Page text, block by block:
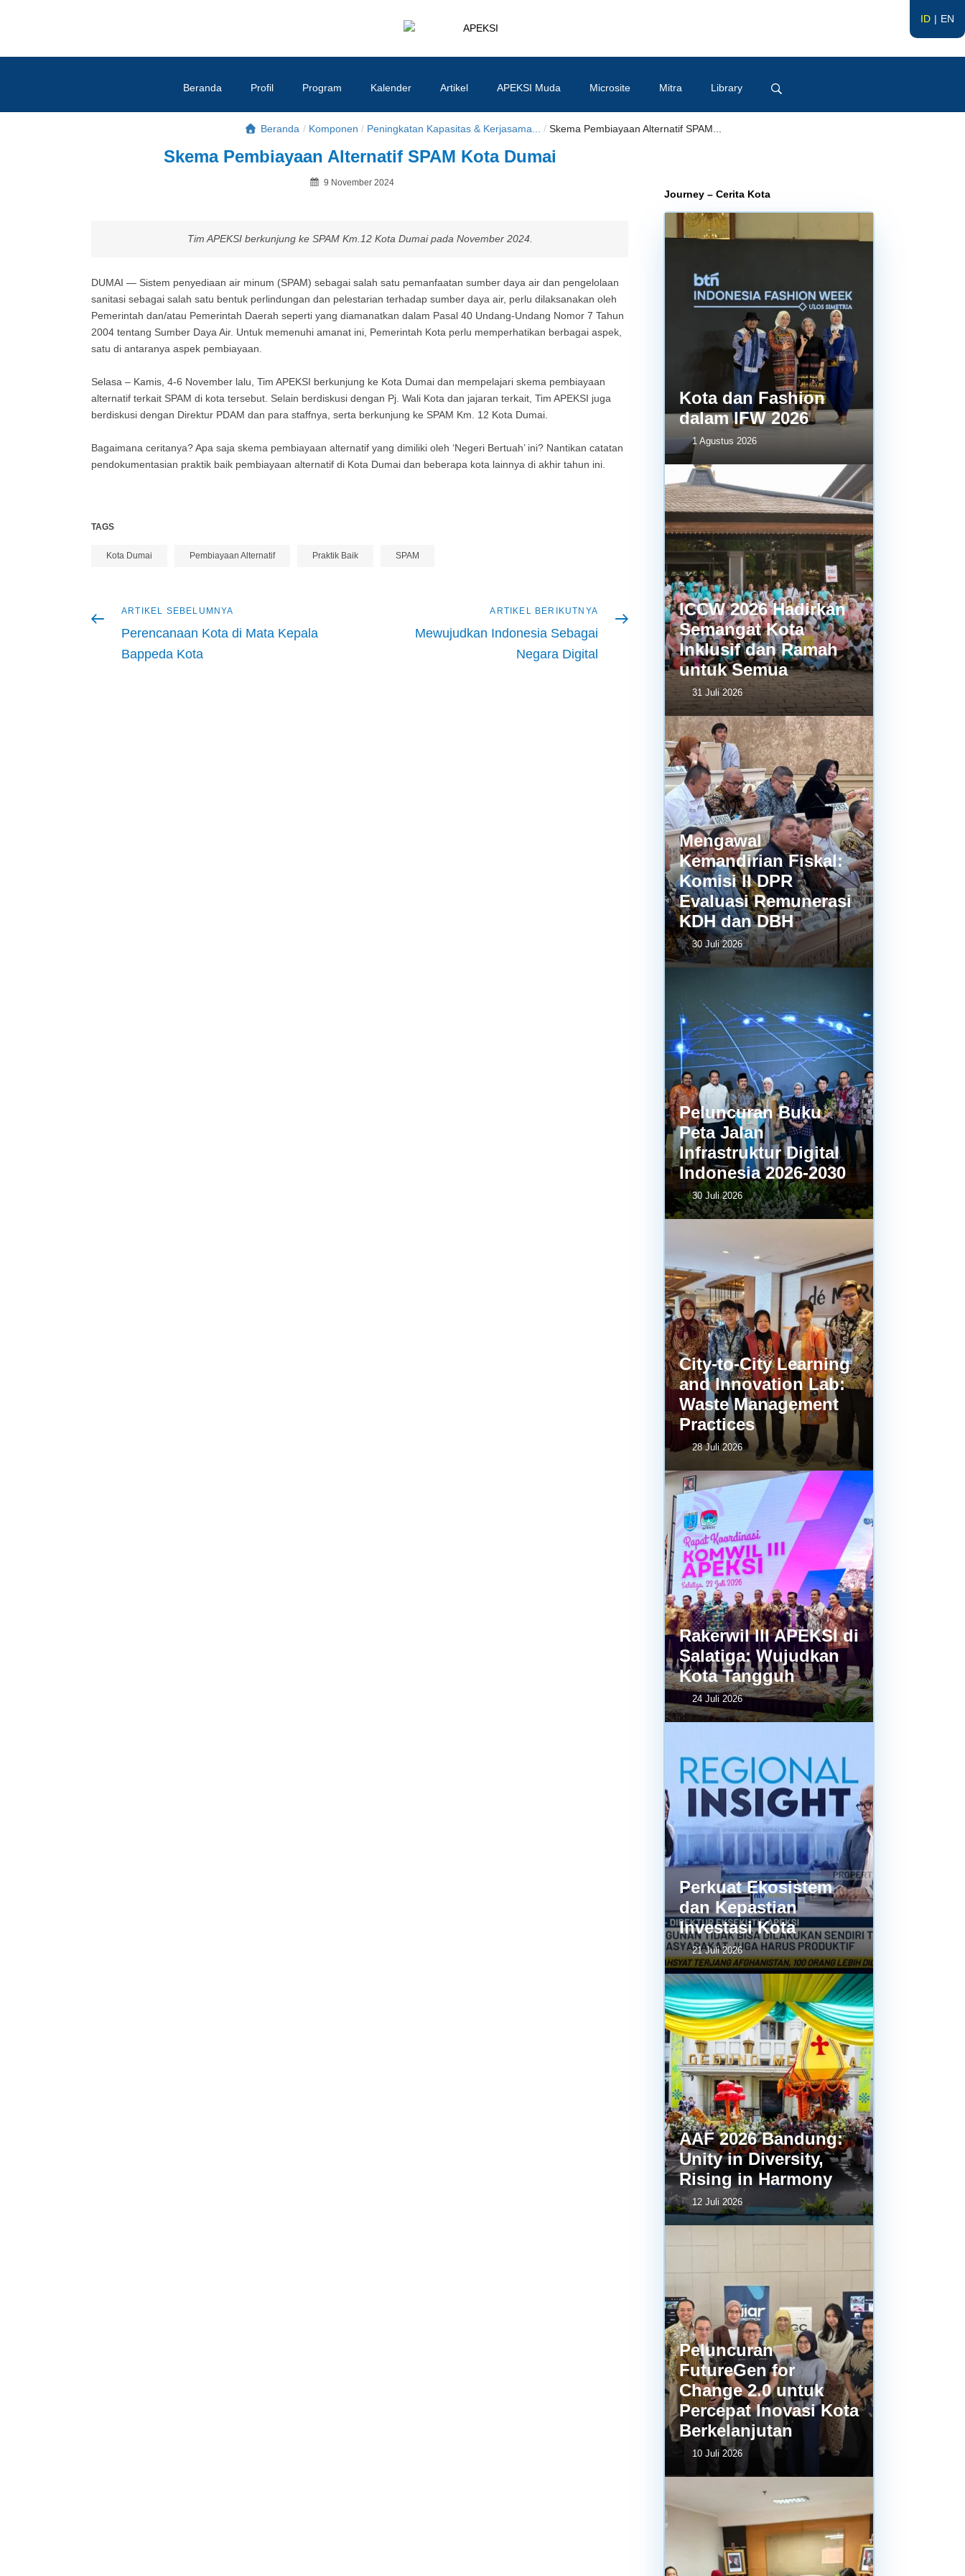
ID EN
APEKSI
Beranda Profil Program Kalender Artikel APEKSI Muda Microsite Mitra Library
Beranda / Komponen / Peningkatan Kapasitas & Kerjasama... / Skema Pembiayaan Alternatif SPAM...
Skema Pembiayaan Alternatif SPAM Kota Dumai
Posted
9 November 2024
Tim APEKSI berkunjung ke SPAM Km.12 Kota Dumai pada November 2024.
DUMAI — Sistem penyediaan air minum (SPAM) sebagai salah satu pemanfaatan sumber daya air dan pengelolaan
sanitasi sebagai salah satu bentuk perlindungan dan pelestarian terhadap sumber daya air, perlu dilaksanakan oleh
Pemerintah dan/atau Pemerintah Daerah seperti yang diamanatkan dalam Pasal 40 Undang-Undang Nomor 7 Tahun
2004 tentang Sumber Daya Air. Untuk memenuhi amanat ini, Pemerintah Kota perlu memperhatikan berbagai aspek,
satu di antaranya aspek pembiayaan.
Selasa – Kamis, 4-6 November lalu, Tim APEKSI berkunjung ke Kota Dumai dan mempelajari skema pembiayaan
alternatif terkait SPAM di kota tersebut. Selain berdiskusi dengan Pj. Wali Kota dan jajaran terkait, Tim APEKSI juga
berdiskusi dengan Direktur PDAM dan para staffnya, serta berkunjung ke SPAM Km. 12 Kota Dumai.
Bagaimana ceritanya? Apa saja skema pembiayaan alternatif yang dimiliki oleh ‘Negeri Bertuah’ ini? Nantikan catatan
pendokumentasian praktik baik pembiayaan alternatif di Kota Dumai dan beberapa kota lainnya di akhir tahun ini.
TAGS
Kota Dumai Pembiayaan Alternatif Praktik Baik SPAM
Navigasi
pos
Artikel
sebelumnya
ARTIKEL SEBELUMNYA
Perencanaan Kota di Mata Kepala
Bappeda Kota
berikutnya
ARTIKEL BERIKUTNYA
Mewujudkan Indonesia Sebagai
Negara Digital
Journey – Cerita Kota
Kota dan Fashion
dalam IFW 2026
1 Agustus 2026
ICCW 2026 Hadirkan
Semangat Kota
Inklusif dan Ramah
untuk Semua
31 Juli 2026
Mengawal
Kemandirian Fiskal:
Komisi II DPR
Evaluasi Remunerasi
KDH dan DBH
30 Juli 2026
Peluncuran Buku
Peta Jalan
Infrastruktur Digital
Indonesia 2026-2030
30 Juli 2026
City-to-City Learning
and Innovation Lab:
Waste Management
Practices
28 Juli 2026
Rakerwil III APEKSI di
Salatiga: Wujudkan
Kota Tangguh
24 Juli 2026
Perkuat Ekosistem
dan Kepastian
Investasi Kota
21 Juli 2026
AAF 2026 Bandung:
Unity in Diversity,
Rising in Harmony
12 Juli 2026
Peluncuran
FutureGen for
Change 2.0 untuk
Percepat Inovasi Kota
Berkelanjutan
10 Juli 2026